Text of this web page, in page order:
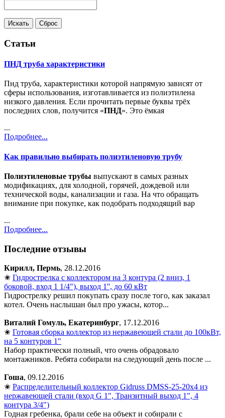
Статьи
ПНД труба характеристики
Пнд труба, характеристики которой напрямую зависят от
сферы использования, изготавливается из полиэтилена
низкого давления. Если прочитать первые буквы трёх
последних слов, получится «ПНД». Это ёмкая
...
Подробнее...
Как правильно выбирать полиэтиленовую трубу
Полиэтиленовые трубы выпускают в самых разных
модификациях, для холодной, горячей, дождевой или
технической воды, канализации и газа. На что обращать
внимание при покупке, как подобрать подходящий вар
...
Подробнее...
Последние отзывы
Кирилл, Пермь, 28.12.2016
✬ Гидрострелка с коллектором на 3 контура (2 вниз, 1
боковой, вход 1 1/4"), выход 1'', до 60 кВт
Гидрострелку решил покупать сразу после того, как заказал
котел. Очень наслышан был про ужасы, котор...
Виталий Гомуль, Екатеринбург, 17.12.2016
✬ Готовая сборка коллектор из нержавеющей стали до 100кВт,
на 5 контуров 1"
Набор практически полный, что очень обрадовало
монтажников. Ребята собирали на следующий день после ...
Гоша, 09.12.2016
✬ Распределительный коллектор Gidruss DMSS-25-20x4 из
нержавеющей стали (вход G 1", Транзитный выход 1", 4
контура 3/4")
Годная гребенка, брали себе на объект и собирали с